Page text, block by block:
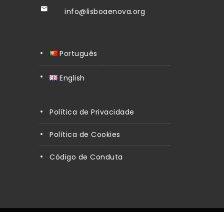
info@lisboaenova.org
Português
English
Política de Privacidade
Política de Cookies
Código de Conduta